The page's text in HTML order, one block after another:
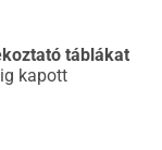
táblákat
kapott